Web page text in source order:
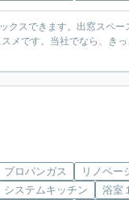
スできます。出窓スペー
メです。当社でなら、き
プロパンガス
リノベー
システムキッチン
浴室